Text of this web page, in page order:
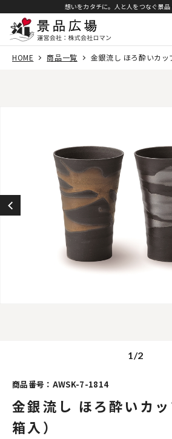
想いをカタチに。人と人をつなぐ景品
HOME 商品一覧 金銀流し ほろ酔いカッ
1/2
商品番号：AWSK-7-1814
金銀流し ほろ酔いカ
箱入）